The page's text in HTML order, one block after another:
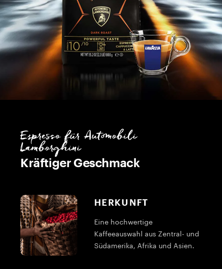
Espresso für Automobili
Lamborghini
Kräftiger Geschmack
HERKUNFT
Eine hochwertige
Kaffeeauswahl aus Zentral- und
Südamerika, Afrika und Asien.